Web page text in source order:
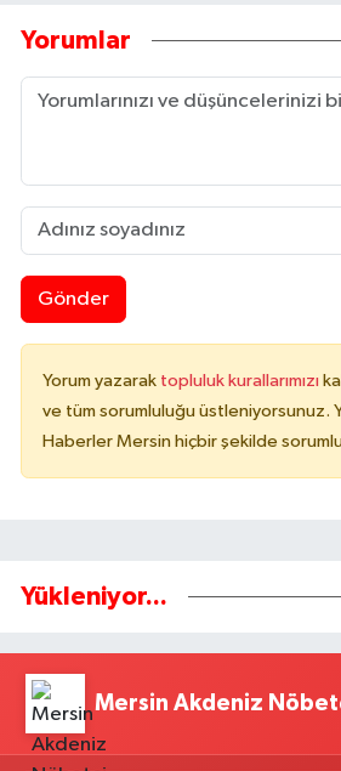
Yorumlar
Gönder
Yorum yazarak topluluk kurallarımızı
ve tüm sorumluluğu üstleniyorsunuz.
Haberler Mersin hiçbir şekilde
Yükleniyor...
Mersin Akdeniz